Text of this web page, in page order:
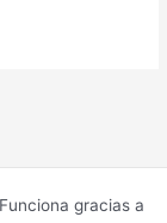
gracias a